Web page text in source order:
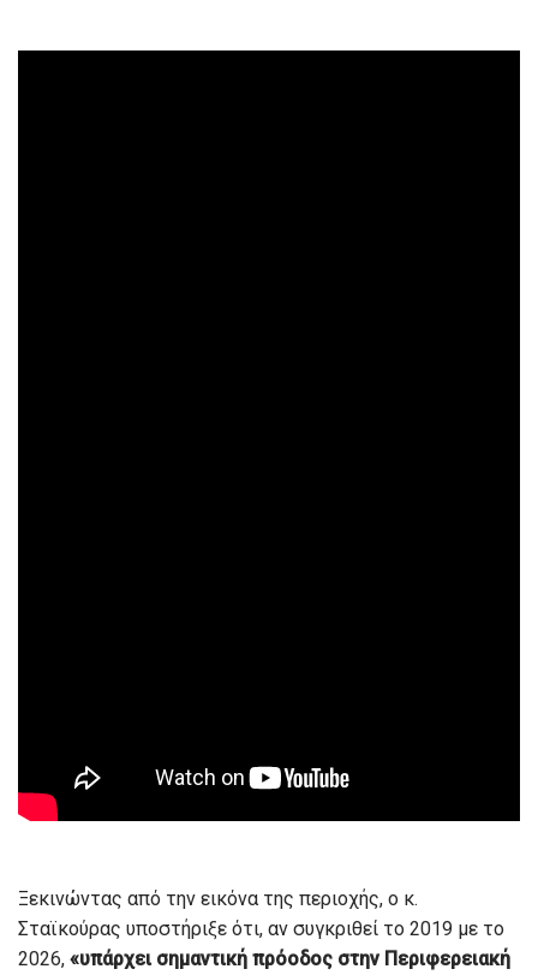
Ξεκινώντας από την εικόνα της περιοχής, ο κ.
Σταϊκούρας υποστήριξε ότι, αν συγκριθεί το 2019 με το
2026, «υπάρχει σημαντική πρόοδος στην Περιφερειακή